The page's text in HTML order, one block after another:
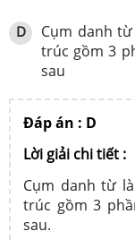
D
Cụm danh
trúc gồm 3
sau
Đáp án : D
Lời giải chi tiết :
Cụm danh từ
trúc gồm 3
sau.